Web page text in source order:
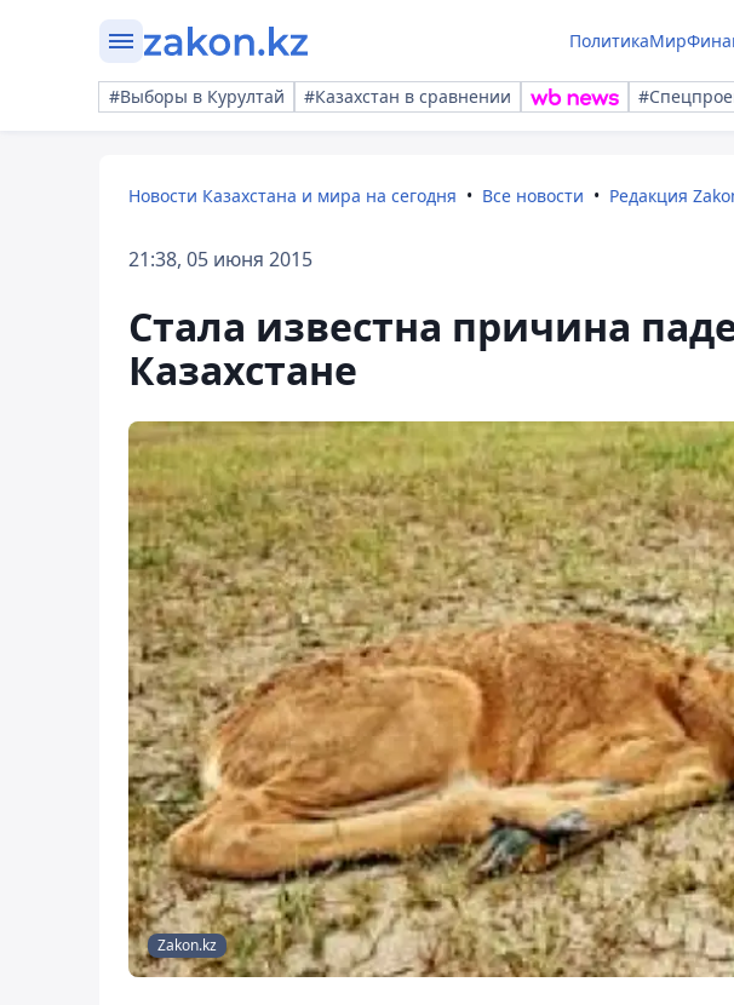
ПолитикаМир
#Выборы в Курултай #Казахстан в сравнении
Новости Казахстана и мира на сегодня Все новости Редакция
21:38, 05 июня 2015
Стала известна причина
Казахстане
Zakon.kz